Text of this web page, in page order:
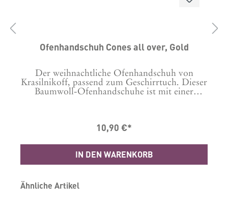
Ofenhandschuh Cones all over, Gold
Der weihnachtliche Ofenhandschuh von
Krasilnikoff, passend zum Geschirrtuch. Dieser
Baumwoll-Ofenhandschuhe ist mit einer
100% Baumwolle. Flecken am Besten
10,90 €*
IN DEN WARENKORB
Produktgalerie überspringen
Ähnliche Artikel